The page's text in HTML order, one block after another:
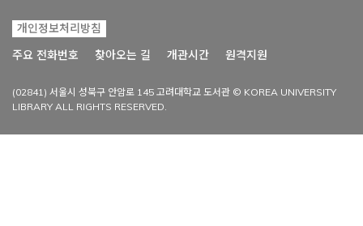
개인정보처리방침
주요 전화번호
찾아오는 길 개관시간 원격지원
(02841) 서울시 성북구 안암로 145 고려대학교 도서관 © KOREA UNIVERSITY
LIBRARY ALL RIGHTS RESERVED.